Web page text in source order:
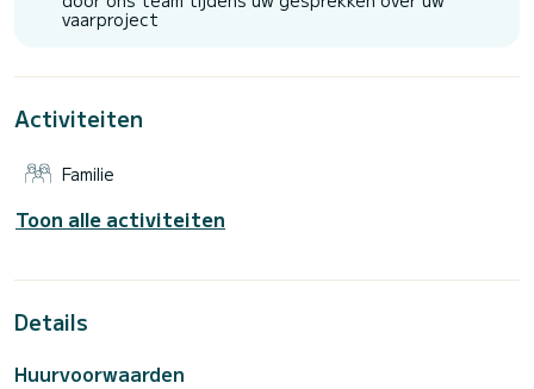
en luchtig dankzij de driedubbele portret ramen met bank,
kaptafel, inloopkast en een grote badkamer met dubbele
en stijl en is ideaal voor een luxe jachtcharter met familie,
vaarproject
Activiteiten
Familie
Toon alle activiteiten
Details
Huurvoorwaarden